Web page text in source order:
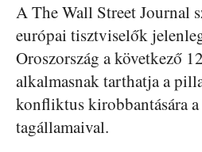
A The Wall Street Journal
európai tisztviselők
Oroszország a következő
alkalmasnak tarthatja a
konfliktus kirobbantására
tagállamaival.